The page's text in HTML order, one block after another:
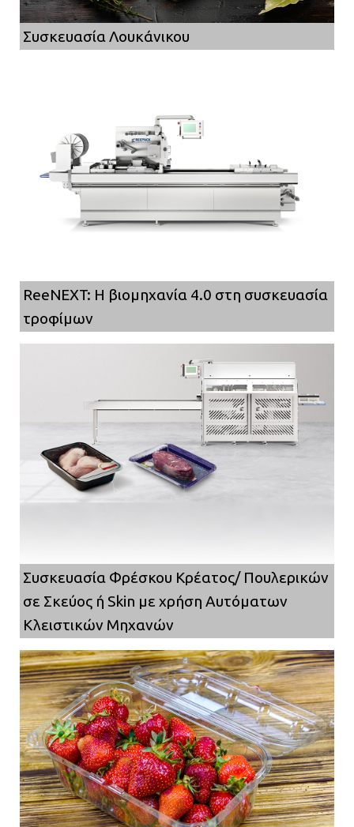
Συσκευασία Λουκάνικου
ReeNEXT: Η βιομηχανία 4.0 στη συσκευασία
τροφίμων
Συσκευασία Φρέσκου Κρέατος/ Πουλερικών
σε Σκεύος ή Skin με χρήση Αυτόματων
Κλειστικών Μηχανών